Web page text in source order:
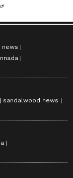
news
sandalwood news